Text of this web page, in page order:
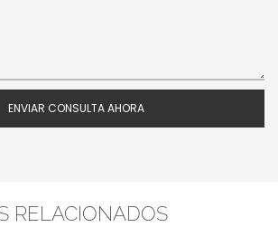
ENVIAR CONSULTA AHORA
RELACIONADOS